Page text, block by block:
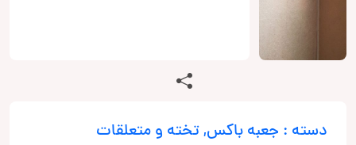
دسته : جعبه باکس, تخته و متعلقات